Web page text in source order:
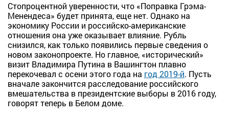
Стопроцентной уверенности, что «Поправка Грэма-
Менендеса» будет принята, еще нет. Однако на
экономику России и российско-американские
отношения она уже оказывает влияние. Рубль
снизился, как только появились первые сведения о
новом законопроекте. Но главное, «исторический»
визит Владимира Путина в Вашингтон плавно
перекочевал с осени этого года на год 2019-й. Пусть
вначале закончится расследование российского
вмешательства в президентские выборы в 2016 году,
говорят теперь в Белом доме.